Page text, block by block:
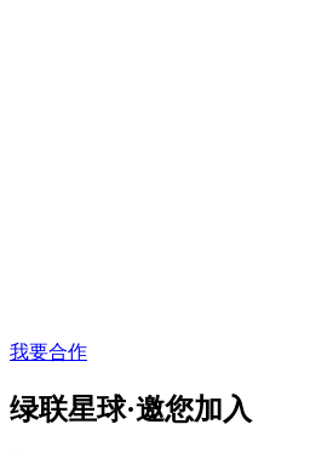
我要合作
绿联星球·邀您加入